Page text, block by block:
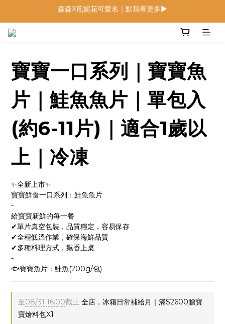
低鈉燉飯燉麵回歸 趕緊補貨！
低鈉燉飯燉麵回歸 趕緊補貨！
低鈉燉飯燉麵回歸 趕緊補貨！
寶寶一口系列｜寶寶魚
片｜鮭魚魚片｜單包入
(約6-11片)｜適合1歲以
上｜冷凍
✨全新上市✨
寶寶鮮食一口系列：鮭魚魚片
-
給寶寶新鮮的每一餐
✔單片真空包裝，品質穩定，容易保存
✔全程低溫作業，確保海鮮品質
✔多種料理方式，飄香上桌
-
🐟寶寶魚片：鮭魚(200g/包)
至08/31 16:00截止 全店，冰箱日常補給月｜滿$2600贈寶
寶燴料包X1